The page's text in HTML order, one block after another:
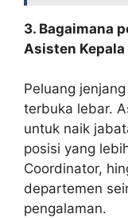
3. Bagaimana
Asisten
Peluang
terbuka lebar.
untuk naik
posisi yang
Coordinator,
departemen
pengalaman.